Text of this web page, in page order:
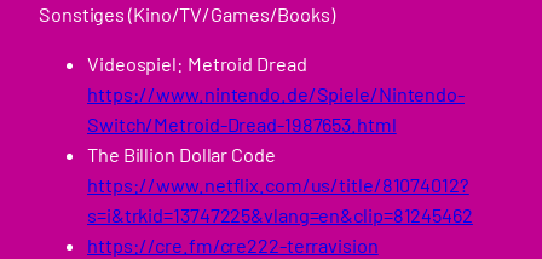
Sonstiges (Kino/TV/Games/Books)
Videospiel: Metroid Dread
https://www.nintendo.de/Spiele/Nintendo-
Switch/Metroid-Dread-1987653.html
The Billion Dollar Code
https://www.netflix.com/us/title/81074012?
s=i&trkid=13747225&vlang=en&clip=81245462
https://cre.fm/cre222-terravision